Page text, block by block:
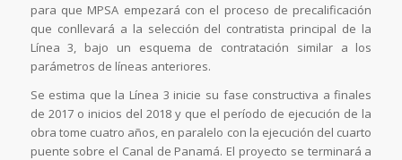
para que MPSA empezará con el proceso de precalificación
que conllevará a la selección del contratista principal de la
Línea 3, bajo un esquema de contratación similar a los
parámetros de líneas anteriores.
Se estima que la Línea 3 inicie su fase constructiva a finales
de 2017 o inicios del 2018 y que el período de ejecución de la
obra tome cuatro años, en paralelo con la ejecución del cuarto
puente sobre el Canal de Panamá. El proyecto se terminará a